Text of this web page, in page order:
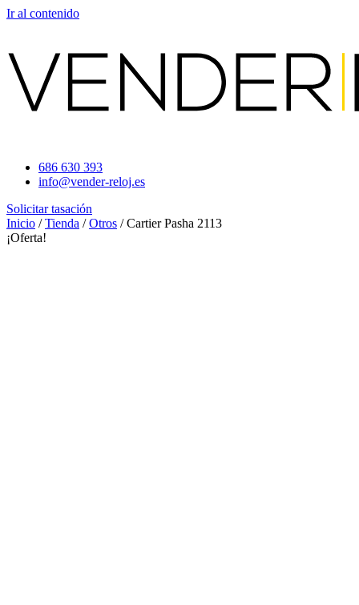
Ir al contenido
686 630 393
info@vender-reloj.es
Solicitar tasación
Inicio /Tienda /Otros / Cartier Pasha 2113
¡Oferta!